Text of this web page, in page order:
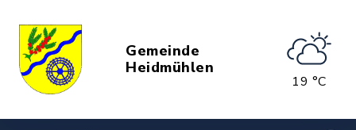
Gemeinde
Heidmühlen
19 °C